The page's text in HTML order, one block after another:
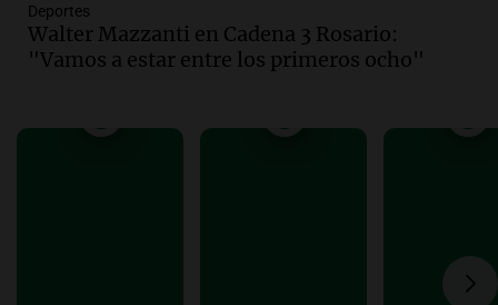
la presencia de 70.000 bolivianos en la
provincia y su integración
Panorama Federal
Audio.La amiga del Papa León XIV
más femicidios del país, según informe
Deportes
Walter Mazzanti en Cadena 3 Rosario:
"Vamos a estar entre los primeros ocho"